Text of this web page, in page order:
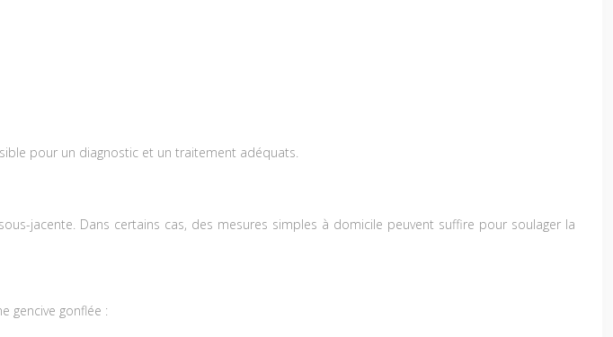
pour un diagnostic et un traitement adéquats.
jacente. Dans certains cas, des mesures simples à domicile peuvent suffire pour soulager la
gencive gonflée :